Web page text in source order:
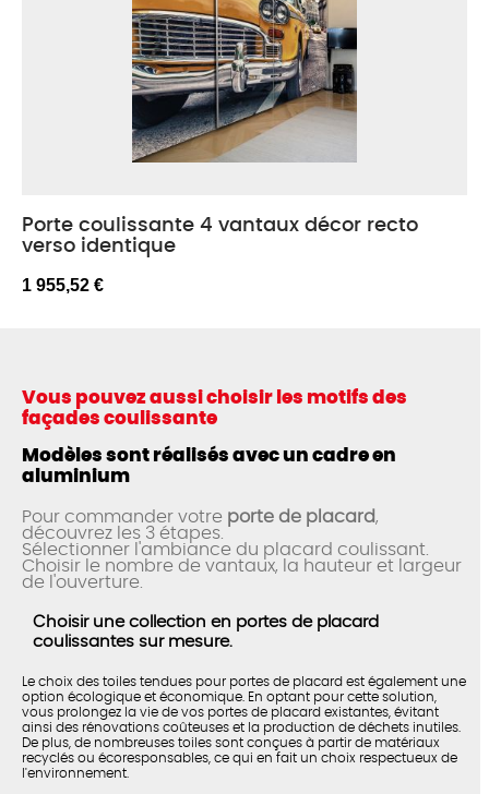
Porte coulissante 4 vantaux décor recto
verso identique
1 955,52 €
Vous pouvez aussi choisir les motifs des
façades coulissante
Modèles sont réalisés avec un cadre en
aluminium
Pour commander votre porte de placard,
découvrez les 3 étapes.
Sélectionner l'ambiance du placard coulissant.
Choisir le nombre de vantaux, la hauteur et largeur
de l'ouverture.
Choisir une collection en portes de placard
coulissantes sur mesure.
Le choix des toiles tendues pour portes de placard est également une
option écologique et économique. En optant pour cette solution,
vous prolongez la vie de vos portes de placard existantes, évitant
ainsi des rénovations coûteuses et la production de déchets inutiles.
De plus, de nombreuses toiles sont conçues à partir de matériaux
recyclés ou écoresponsables, ce qui en fait un choix respectueux de
l'environnement.